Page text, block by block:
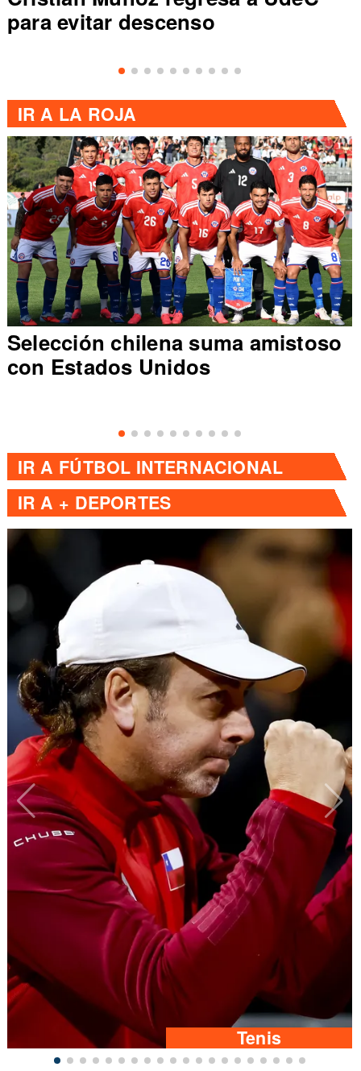
para evitar descenso
IR A LA ROJA
Selección chilena suma amistoso
con Estados Unidos
IR A FÚTBOL INTERNACIONAL
IR A + DEPORTES
Tenis